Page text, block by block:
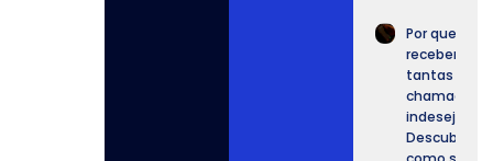
Por que
recebemos
tantas
chamadas
Descubra